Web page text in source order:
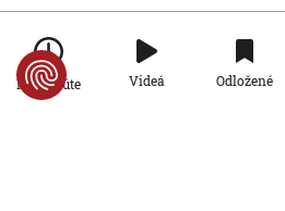
Na Slovensku zarastá 300-tisíc
hektárov pôdy. Farmárom by mohla
pomôcť zvládnuť sucho či vrátiť do
Po minúte Videá Odložené